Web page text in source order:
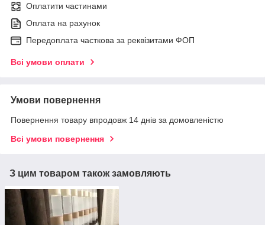
Оплатити частинами
Оплата на рахунок
Передоплата часткова за реквізитами ФОП
Всі умови оплати
Умови повернення
Повернення товару впродовж 14 днів за домовленістю
Всі умови повернення
З цим товаром також замовляють